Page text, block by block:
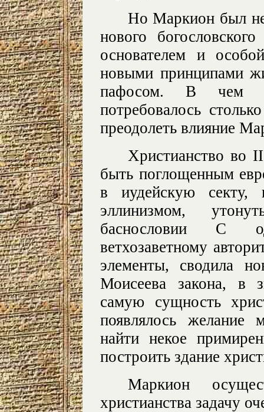
Но Маркион был не
нового
основателем и
новыми принципами
пафосом. В чем
потребовалось
преодолеть влияние
Христианство во
быть поглощенным
в иудейскую секту,
эллинизмом,
баснословии С
ветхозаветному
элементы, сводила
Моисеева закона, в
самую сущность
появлялось желание
найти некое
построить здание
Маркион
христианства задачу